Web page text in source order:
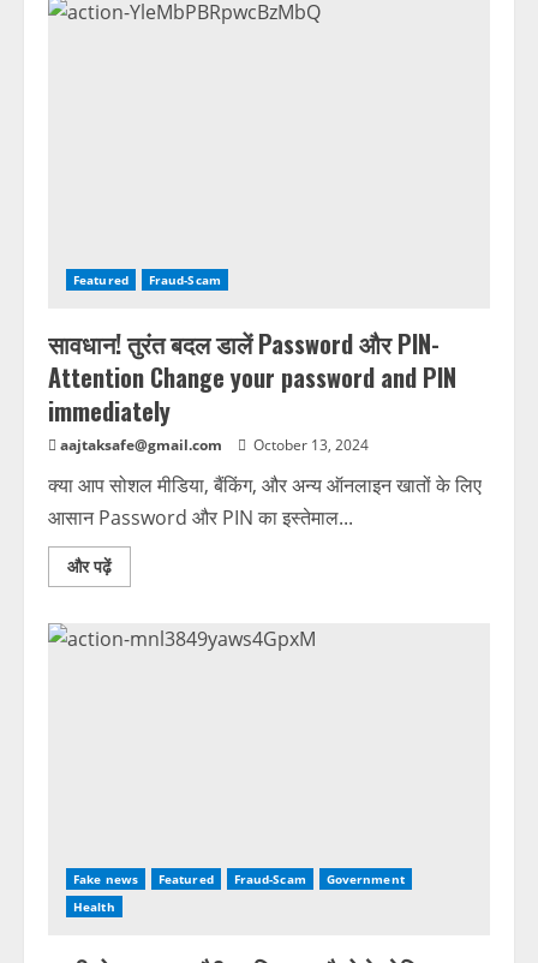
Featured Fraud-Scam
सावधान! तुरंत बदल डालें Password और PIN-
Attention Change your password and PIN
immediately
aajtaksafe@gmail.com October 13, 2024
क्या आप सोशल मीडिया, बैंकिंग, और अन्य ऑनलाइन खातों के लिए
आसान Password और PIN का इस्तेमाल...
और पढ़ें
Fake news Featured Fraud-Scam
Government
Health